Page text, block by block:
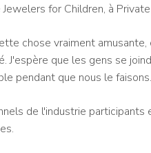
for Children, à
chose vraiment
J'espère que les gens se
pendant que nous le
de l'industrie